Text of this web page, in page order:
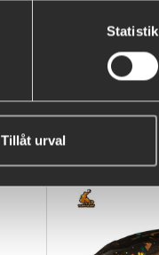
Statistik
Tillåt urval
• Prodesignade
• Handmålad &
• Ftalatfritt
• Designad &
• Unik simning
POPULÄRA